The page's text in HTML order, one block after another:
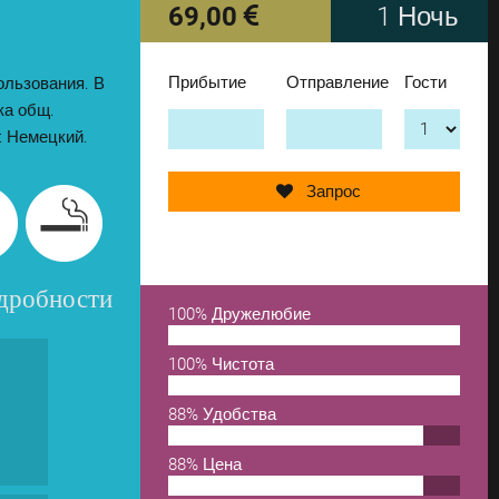
В
общ.
Немецкий.
69,00 1 Ночь
Прибытие Отправление Гости
Запрос
100% Дружелюбие
100% Чистота
88% Удобства
88% Цена